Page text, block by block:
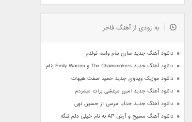
به زودی از آهنگ فاخر
دانلود آهنگ جدید سارن بنام واسه تولدم
دانلود آهنگ جدید The Chainsmokers و Emily Warren بنام Side Effects
دانلود موزیک ویدوی جدید حمید صفت هیهات
دانلود آهنگ جدید امین مرعشی برات میمردم
دانلود آهنگ جدید خدایا مرسی از حسین تهی
دانلود آهنگ مسیح و آرش AP به نام خیلی دلم تنگه